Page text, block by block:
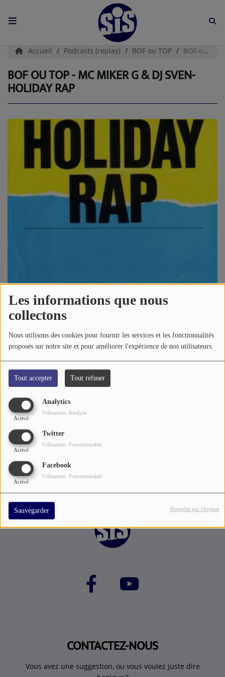
Les informations que nous
collectons
Nous utilisons des cookies pour fournir les services et les fonctionnalités
proposés sur notre site et pour améliorer l'expérience de nos utilisateurs.
Tout accepter Tout refuser
Analytics
Activé
Utilisation: Analyse
Twitter
Activé
Utilisation: Fonctionnalité
Facebook
Activé
Utilisation: Fonctionnalité
Sauvegarder Propulsé par Orejime
ACCUEIL
L'HISTOIRE DE S.I.S
BOUTIQUE
Médias
Contact
Accueil Podcasts (replay) BOF ou TOP BOF ou TOP - Mc MIKER G & Dj SVEN-Holiday Rap
BOF OU TOP - MC MIKER G & DJ SVEN-
HOLIDAY RAP
Écouter le podcast
Olivier GOSSERIES,PERFECTet
ce qu'ils pensent de:
Mc MIKER G & Dj SVEN - Holiday Rap
CONTACTEZ-NOUS
Vous avez une suggestion, ou vous voulez juste dire